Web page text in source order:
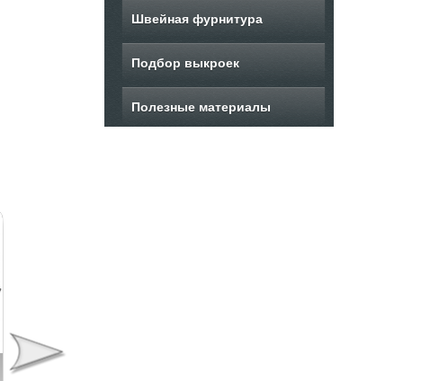
Швейная фурнитура
Подбор выкроек
Полезные материалы